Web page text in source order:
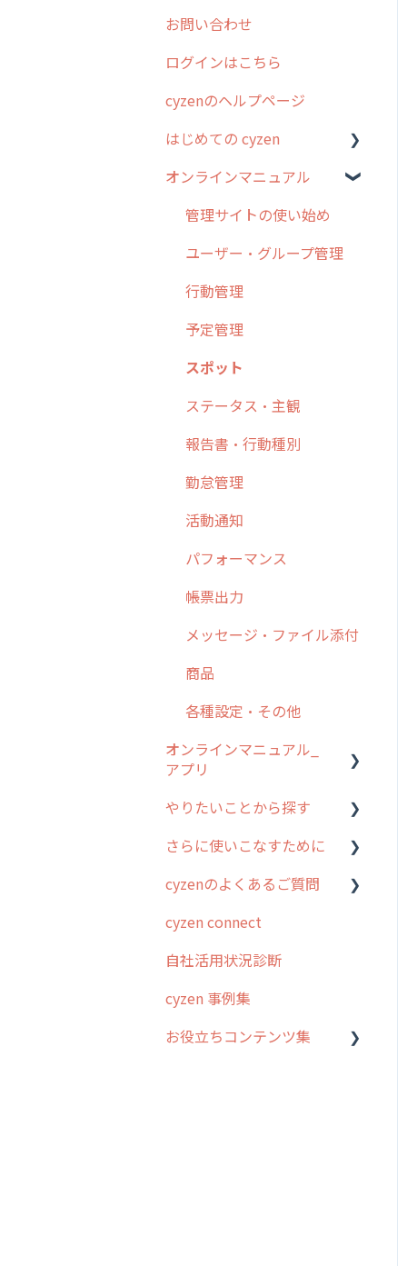
2025年のリリース情報
2024年のリリース情報
2023年のリリース情報
過去のリリース
2019年までのリリース情
お問い合わせ
ログインはこちら
cyzenのヘルプページ
はじめての cyzen
0. はじめてのcyzenの使い
ついて
4. cyzen利用前の準備：シ
テム管理者編
6. 基本的な使い方：ユー
問集
8. 用語集
9. もっと便利に利用する
の使い方
【業界業種別】cyzen設定
方法
オンラインマニュアル
管理サイトの使い始め
ユーザー・グループ管理
行動管理
予定管理
スポット
ステータス・主観
報告書・行動種別
勤怠管理
活動通知
パフォーマンス
帳票出力
メッセージ・ファイル添付
商品
各種設定・その他
オンラインマニュアル_
アプリ
アプリの使い始め
ホーム画面
スポット
報告閲覧
予定
日報
履歴
やりたいことから探す
行動管理
勤怠管理
予定管理
スポット
ステータス・主観
報告書・行動種別
さらに使いこなすために
はじめに
スポット・ステータス関連
cyzenのよくあるご質問
ログインについて
グループ・ユーザーについ
cyzen connect
自社活用状況診断
cyzen 事例集
お役立ちコンテンツ集